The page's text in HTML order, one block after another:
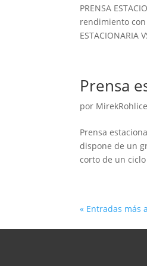
PRENSA
rendimiento
Prensa
por
Prensa
dispone de un
corto de un
« Entradas más